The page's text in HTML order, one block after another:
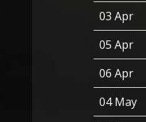
03 Apr
05 Apr
06 Apr
04 May